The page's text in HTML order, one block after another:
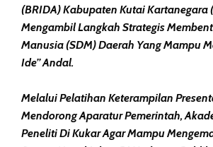
(BRIDA) Kabupaten Kutai Kartanegara
Mengambil Langkah Strategis
Manusia (SDM) Daerah Yang Mampu
Ide” Andal.
Melalui Pelatihan Keterampilan
Mendorong Aparatur Pemerintah,
Peneliti Di Kukar Agar Mampu